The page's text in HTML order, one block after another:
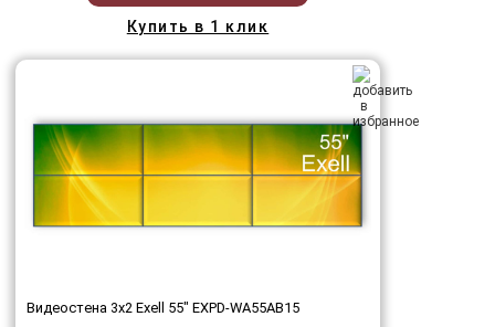
Купить в 1 клик
Видеостена 3x2 Exell 55" EXPD-WA55AB15